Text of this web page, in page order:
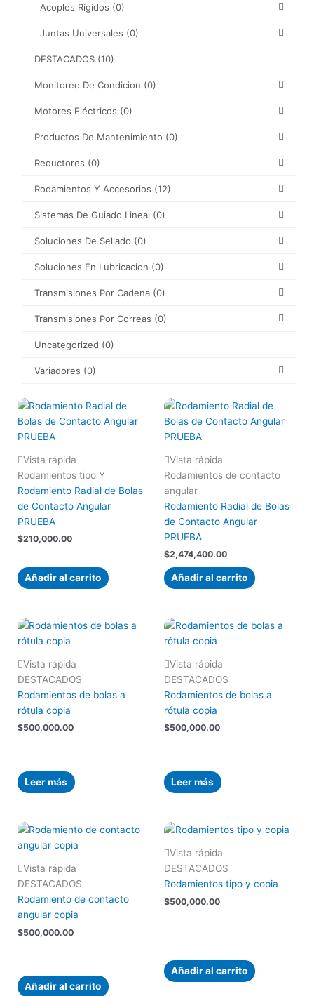
Acoples Rígidos (0)
Juntas Universales (0)
DESTACADOS (10)
Monitoreo De Condicion (0)
Motores Eléctricos (0)
Productos De Mantenimiento (0)
Reductores (0)
Rodamientos Y Accesorios (12)
Sistemas De Guiado Lineal (0)
Soluciones De Sellado (0)
Soluciones En Lubricacion (0)
Transmisiones Por Cadena (0)
Transmisiones Por Correas (0)
Uncategorized (0)
Variadores (0)
Vista rápida
Rodamientos tipo Y
Rodamiento Radial de Bolas
de Contacto Angular
PRUEBA
$210,000.00
Añadir al carrito
Vista rápida
Rodamientos de contacto
angular
Rodamiento Radial de Bolas
de Contacto Angular
PRUEBA
$2,474,400.00
Añadir al carrito
Vista rápida
DESTACADOS
Rodamientos de bolas a
rótula copia
$500,000.00
Leer más
Vista rápida
DESTACADOS
Rodamientos de bolas a
rótula copia
$500,000.00
Leer más
Vista rápida
DESTACADOS
Rodamiento de contacto
angular copia
$500,000.00
Añadir al carrito
Vista rápida
DESTACADOS
Rodamientos tipo y copia
$500,000.00
Añadir al carrito